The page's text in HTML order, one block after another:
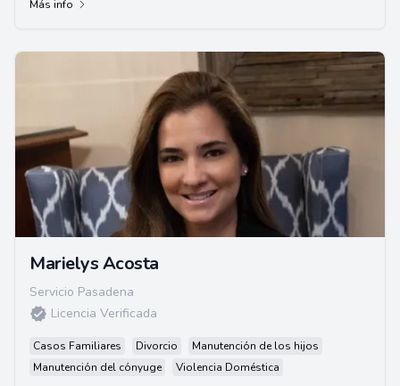
Más info
Marielys Acosta
Servicio Pasadena
Licencia Verificada
Casos Familiares Divorcio
Manutención de los hijos
Manutención del cónyuge
Violencia Doméstica